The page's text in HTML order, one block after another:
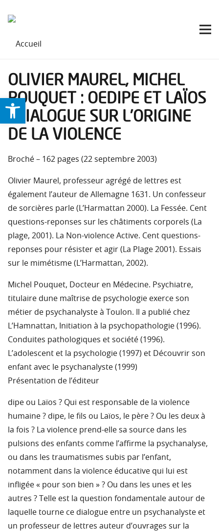
Ouvrir la barre d’outils
OLIVIER MAUREL, MICHEL
POUQUET : OEDIPE ET LAÏOS
: DIALOGUE SUR L’ORIGINE
DE LA VIOLENCE
Broché – 162 pages (22 septembre 2003)
Olivier Maurel, professeur agrégé de lettres est
également l’auteur de Allemagne 1631. Un confesseur
de sorcières parle (L’Harmattan 2000). La Fessée. Cent
questions-reponses sur les châtiments corporels (La
plage, 2001). La Non-violence Active. Cent questions-
reponses pour résister et agir (La Plage 2001). Essais
sur le mimétisme (L’Harmattan, 2002).
Michel Pouquet, Docteur en Médecine. Psychiatre,
titulaire dune maîtrise de psychologie exerce son
métier de psychanalyste à Toulon. Il a publié chez
L’Hamnattan, Initiation à la psychopathologie (1996).
Conduites pathologiques et société (1996).
L’adolescent et la psychologie (1997) et Découvrir son
enfant avec le psychanalyste (1999)
Présentation de l’éditeur
dipe ou Laïos ? Qui est responsable de la violence
humaine ? dipe, le fils ou Laïos, le père ? Ou les deux à
la fois ? La violence prend-elle sa source dans les
pulsions des enfants comme l’affirme la psychanalyse,
ou dans les traumatismes subis par l’enfant,
notamment dans la violence éducative qui lui est
infligée « pour son bien » ? Ou dans les unes et les
autres ? Telle est la question fondamentale autour de
laquelle tourne ce dialogue entre un psychanalyste et
un professeur de lettres auteur d’ouvrages sur la